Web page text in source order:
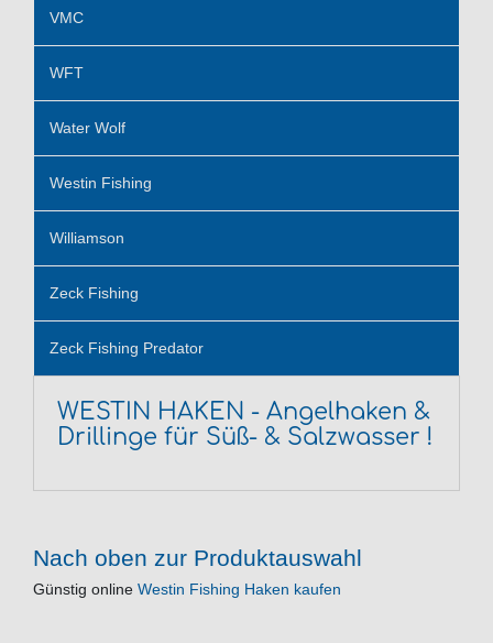
VMC
WFT
Water Wolf
Westin Fishing
Williamson
Zeck Fishing
Zeck Fishing Predator
WESTIN HAKEN - Angelhaken &
Drillinge für Süß- & Salzwasser !
Nach oben zur Produktauswahl
Günstig online Westin Fishing Haken kaufen